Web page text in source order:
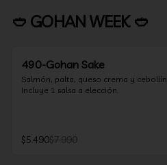
🥙 GOHAN WEEK 🥙
490-Gohan Sake
Salmón, palta, queso crema y cebollín.
Incluye 1 salsa a elección.
$5.490$7.990